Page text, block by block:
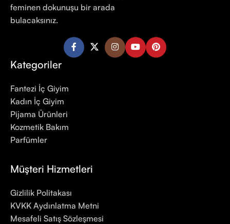
feminen dokunuşu bir arada
bulacaksınız.
Kategoriler
Fantezi İç Giyim
Kadın İç Giyim
Pijama Ürünleri
Kozmetik Bakım
Parfümler
Müşteri Hizmetleri
Gizlilik Politakası
KVKK Aydınlatma Metni
Mesafeli Satış Sözleşmesi